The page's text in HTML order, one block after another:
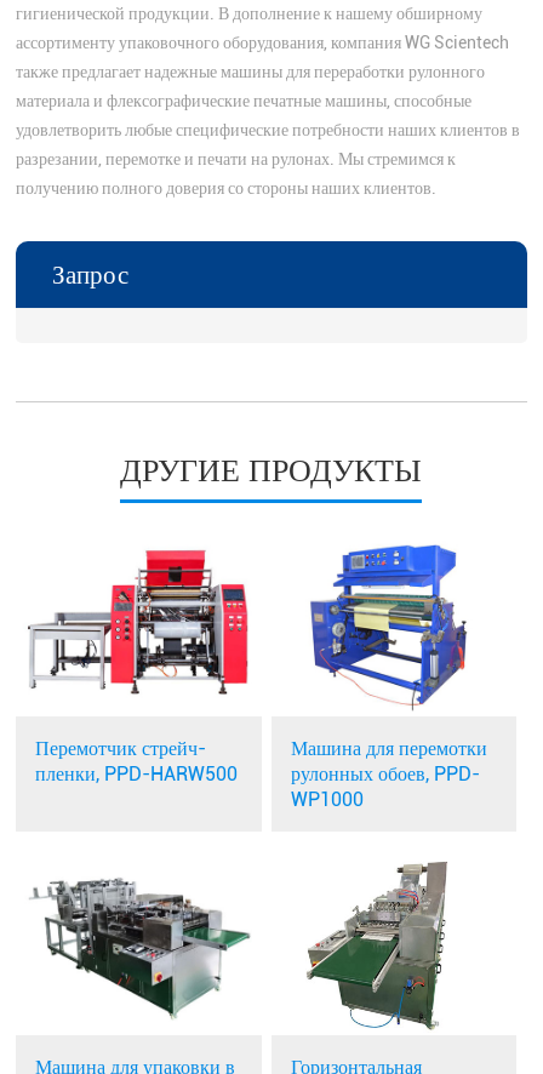
гигиенической продукции. В дополнение к нашему обширному
ассортименту упаковочного оборудования, компания WG Scientech
также предлагает надежные машины для переработки рулонного
материала и флексографические печатные машины, способные
удовлетворить любые специфические потребности наших клиентов в
разрезании, перемотке и печати на рулонах. Мы стремимся к
получению полного доверия со стороны наших клиентов.
Запрос
ДРУГИЕ ПРОДУКТЫ
Перемотчик стрейч-
пленки, PPD-HARW500
Машина для перемотки
рулонных обоев, PPD-
WP1000
Машина для упаковки в
Горизонтальная